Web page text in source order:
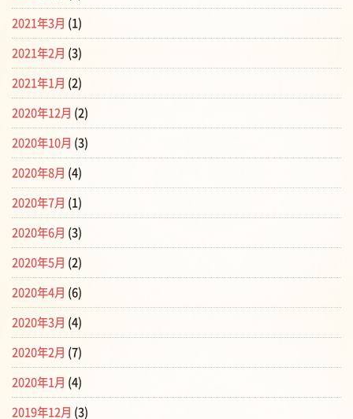
2021年3月 (1)
2021年2月 (3)
2021年1月 (2)
2020年12月 (2)
2020年10月 (3)
2020年8月 (4)
2020年7月 (1)
2020年6月 (3)
2020年5月 (2)
2020年4月 (6)
2020年3月 (4)
2020年2月 (7)
2020年1月 (4)
2019年12月 (3)